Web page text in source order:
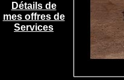
Détails de
mes offres de
Services